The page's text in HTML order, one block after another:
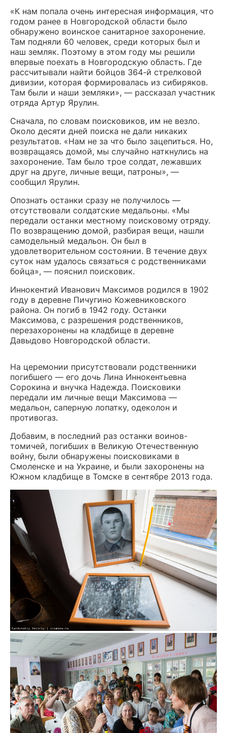
«К нам попала очень интересная информация, что
годом ранее в Новгородской области было
обнаружено воинское санитарное захоронение.
Там подняли 60 человек, среди которых был и
наш земляк. Поэтому в этом году мы решили
впервые поехать в Новгородскую область. Где
рассчитывали найти бойцов 364-й стрелковой
дивизии, которая формировалась из сибиряков.
Там были и наши земляки», — рассказал участник
отряда Артур Ярулин.
Сначала, по словам поисковиков, им не везло.
Около десяти дней поиска не дали никаких
результатов. «Нам не за что было зацепиться. Но,
возвращаясь домой, мы случайно наткнулись на
захоронение. Там было трое солдат, лежавших
друг на друге, личные вещи, патроны», —
сообщил Ярулин.
Опознать останки сразу не получилось —
отсутствовали солдатские медальоны. «Мы
передали останки местному поисковому отряду.
По возвращению домой, разбирая вещи, нашли
самодельный медальон. Он был в
удовлетворительном состоянии. В течение двух
суток нам удалось связаться с родственниками
бойца», — пояснил поисковик.
Иннокентий Иванович Максимов родился в 1902
году в деревне Пичугино Кожевниковского
района. Он погиб в 1942 году. Останки
Максимова, с разрешения родственников,
перезахоронены на кладбище в деревне
Давыдово Новгородской области.
На церемонии присутствовали родственники
погибшего — его дочь Лина Иннокентьевна
Сорокина и внучка Надежда. Поисковики
передали им личные вещи Максимова —
медальон, саперную лопатку, одеколон и
противогаз.
Добавим, в последний раз останки воинов-
томичей, погибших в Великую Отечественную
войну, были обнаружены поисковиками в
Смоленске и на Украине, и были захоронены на
Южном кладбище в Томске в сентябре 2013 года.